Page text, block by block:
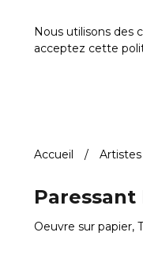
Nous utilisons des
acceptez cette
Accueil Artistes
Paressant
Oeuvre sur papier,